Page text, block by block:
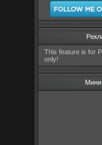
This feature is for
only!
Мини